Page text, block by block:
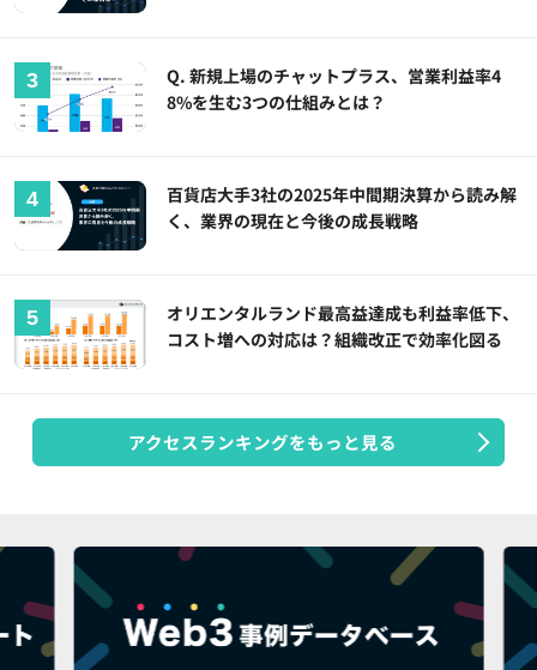
Q. 新規上場のチャットプラス、営業利益率4
8%を生む3つの仕組みとは？
百貨店大手3社の2025年中間期決算から読み解
く、業界の現在と今後の成長戦略
オリエンタルランド最高益達成も利益率低下、
コスト増への対応は？組織改正で効率化図る
アクセスランキングをもっと見る